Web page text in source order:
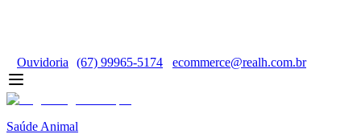
Ouvidoria (67) 99965-5174 ecommerce@realh.com.br
Saúde Animal